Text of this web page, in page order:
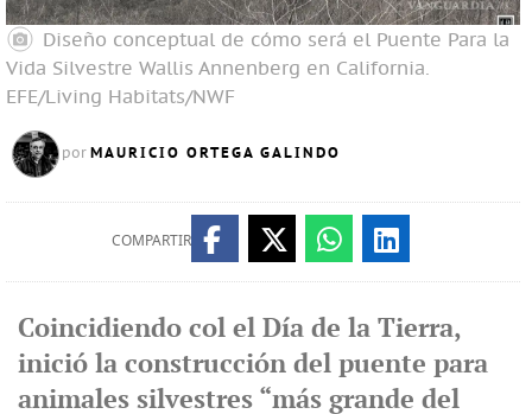
Diseño conceptual de cómo será el Puente Para la
Vida Silvestre Wallis Annenberg en California.
EFE/Living Habitats/NWF
por MAURICIO ORTEGA GALINDO
COMPARTIR
Coincidiendo col el Día de la Tierra,
inició la construcción del puente para
animales silvestres “más grande del